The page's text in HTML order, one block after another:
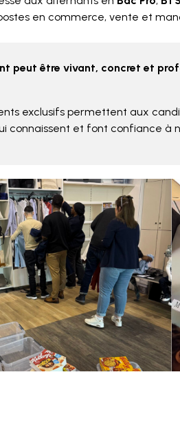
en commerce, vente et
peut être vivant, concret et
exclusifs permettent aux
connaissent et font confiance à